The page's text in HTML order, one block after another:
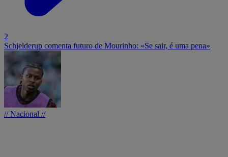
2
Schjelderup comenta futuro de Mourinho: «Se sair, é uma pena»
// Nacional //